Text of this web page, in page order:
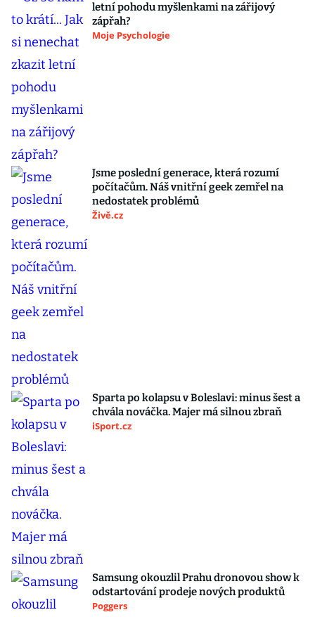
letní pohodu myšlenkami na zářijový
zápřah?
Moje Psychologie
Jsme poslední generace, která rozumí
počítačům. Náš vnitřní geek zemřel na
nedostatek problémů
Živě.cz
Sparta po kolapsu v Boleslavi: minus šest a
chvála nováčka. Majer má silnou zbraň
iSport.cz
Samsung okouzlil Prahu dronovou show k
odstartování prodeje nových produktů
Poggers